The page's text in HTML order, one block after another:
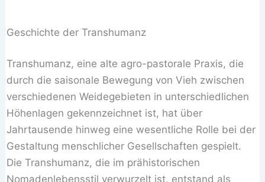
Geschichte der Transhumanz
Transhumanz, eine alte agro-pastorale Praxis, die
durch die saisonale Bewegung von Vieh zwischen
verschiedenen Weidegebieten in unterschiedlichen
Höhenlagen gekennzeichnet ist, hat über
Jahrtausende hinweg eine wesentliche Rolle bei der
Gestaltung menschlicher Gesellschaften gespielt.
Die Transhumanz, die im prähistorischen
Nomadenlebensstil verwurzelt ist, entstand als